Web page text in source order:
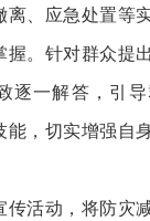
离、应急处置等
握。针对群众提
逐一解答，引
能，切实增强自
活动，将防灾